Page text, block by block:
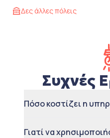
Δες άλλες πόλεις
Συχνές
Πόσο κοστίζει η
Γιατί να